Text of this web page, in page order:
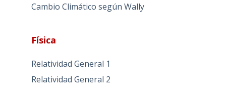
Cambio Climático según Wally
Física
Relatividad General 1
Relatividad General 2